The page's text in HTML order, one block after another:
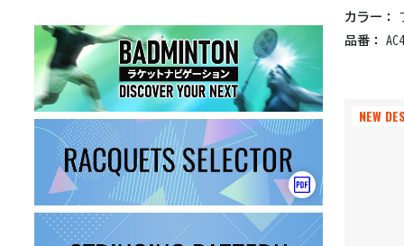
カラー：
品番：
NEW
NEW